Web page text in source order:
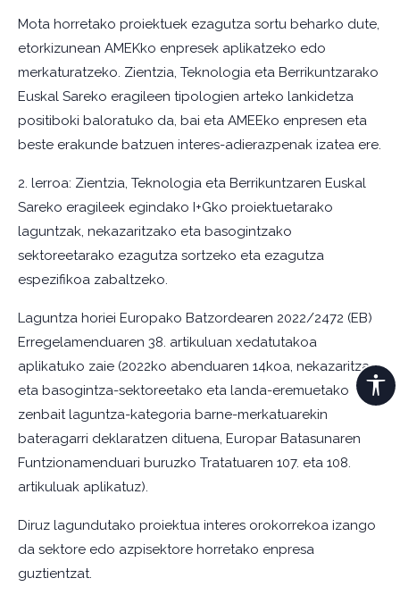
Mota horretako proiektuek ezagutza sortu beharko dute,
etorkizunean AMEKko enpresek aplikatzeko edo
merkaturatzeko. Zientzia, Teknologia eta Berrikuntzarako
Euskal Sareko eragileen tipologien arteko lankidetza
positiboki baloratuko da, bai eta AMEEko enpresen eta
beste erakunde batzuen interes-adierazpenak izatea ere.
2. lerroa: Zientzia, Teknologia eta Berrikuntzaren Euskal
Sareko eragileek egindako I+Gko proiektuetarako
laguntzak, nekazaritzako eta basogintzako
sektoreetarako ezagutza sortzeko eta ezagutza
espezifikoa zabaltzeko.
Laguntza horiei Europako Batzordearen 2022/2472 (EB)
Erregelamenduaren 38. artikuluan xedatutakoa
aplikatuko zaie (2022ko abenduaren 14koa, nekazaritza-
eta basogintza-sektoreetako eta landa-eremuetako
zenbait laguntza-kategoria barne-merkatuarekin
bateragarri deklaratzen dituena, Europar Batasunaren
Funtzionamenduari buruzko Tratatuaren 107. eta 108.
artikuluak aplikatuz).
Diruz lagundutako proiektua interes orokorrekoa izango
da sektore edo azpisektore horretako enpresa
guztientzat.